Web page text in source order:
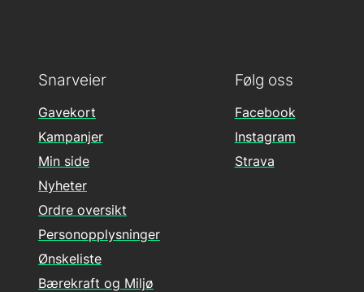
Følg oss
Facebook
Instagram
Strava
Snarveier
Gavekort
Kampanjer
Min side
Nyheter
Ordre oversikt
Personopplysninger
Ønskeliste
Bærekraft og Miljø